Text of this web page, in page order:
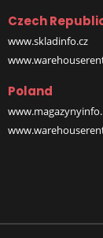
Czech
www.skladinfo.cz
Poland